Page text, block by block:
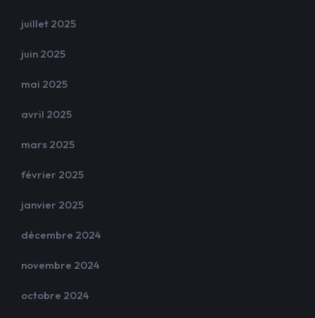
juillet 2025
juin 2025
mai 2025
avril 2025
mars 2025
février 2025
janvier 2025
décembre 2024
novembre 2024
octobre 2024